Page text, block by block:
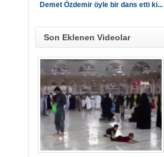
Demet Özdemir öyle bir dans etti ki...
Son Eklenen Videolar